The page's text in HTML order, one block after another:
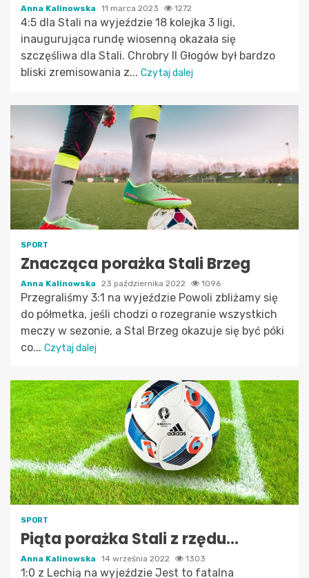
Anna Kalinowska 11 marca 2023 1272
4:5 dla Stali na wyjeździe 18 kolejka 3 ligi,
inaugurująca rundę wiosenną okazała się
szczęśliwa dla Stali. Chrobry II Głogów był bardzo
bliski zremisowania z... Czytaj dalej
SPORT
Znacząca porażka Stali Brzeg
Anna Kalinowska 23 października 2022 1096
Przegraliśmy 3:1 na wyjeździe Powoli zbliżamy się
do półmetka, jeśli chodzi o rozegranie wszystkich
meczy w sezonie, a Stal Brzeg okazuje się być póki
co... Czytaj dalej
SPORT
Piąta porażka Stali z rzędu…
Anna Kalinowska 14 września 2022 1303
1:0 z Lechią na wyjeździe Jest to fatalna